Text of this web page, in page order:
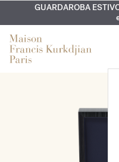
ESCLUSIVO | Scopri la
INCISIONE GRATUITA
GUARDAROBA